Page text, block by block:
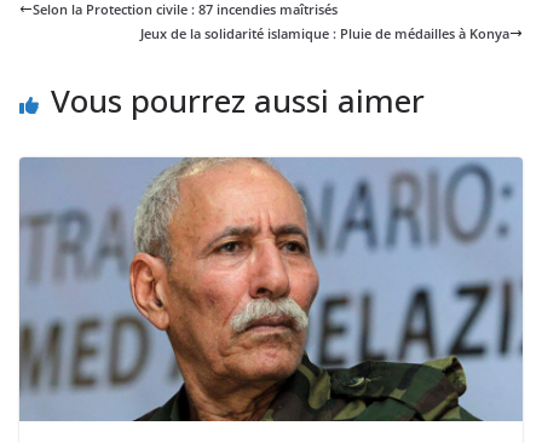
Selon la Protection civile : 87 incendies maîtrisés
Jeux de la solidarité islamique : Pluie de médailles à Konya
Vous pourrez aussi aimer